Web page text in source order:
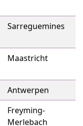
Sarreguemines
Maastricht
Antwerpen
Freyming-
Merlebach